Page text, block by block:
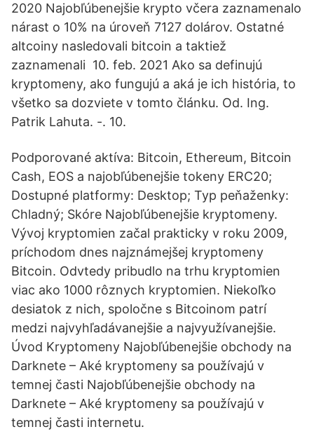
2020 Najobľúbenejšie krypto včera zaznamenalo
nárast o 10% na úroveň 7127 dolárov. Ostatné
altcoiny nasledovali bitcoin a taktiež
zaznamenali 10. feb. 2021 Ako sa definujú
kryptomeny, ako fungujú a aká je ich história, to
všetko sa dozviete v tomto článku. Od. Ing.
Patrik Lahuta. -. 10.
Podporované aktíva: Bitcoin, Ethereum, Bitcoin
Cash, EOS a najobľúbenejšie tokeny ERC20;
Dostupné platformy: Desktop; Typ peňaženky:
Chladný; Skóre Najobľúbenejšie kryptomeny.
Vývoj kryptomien začal prakticky v roku 2009,
príchodom dnes najznámejšej kryptomeny
Bitcoin. Odvtedy pribudlo na trhu kryptomien
viac ako 1000 rôznych kryptomien. Niekoľko
desiatok z nich, spoločne s Bitcoinom patrí
medzi najvyhľadávanejšie a najvyužívanejšie.
Úvod Kryptomeny Najobľúbenejšie obchody na
Darknete – Aké kryptomeny sa používajú v
temnej časti Najobľúbenejšie obchody na
Darknete – Aké kryptomeny sa používajú v
temnej časti internetu.